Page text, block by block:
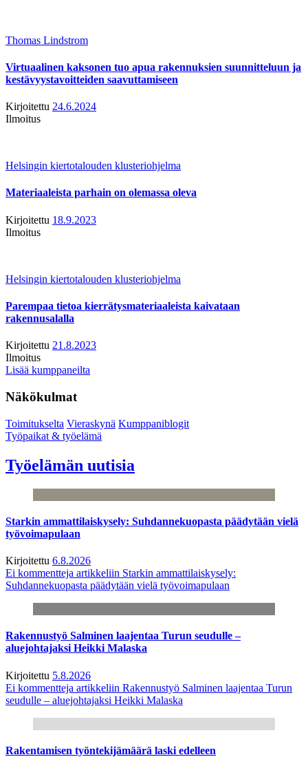
Thomas Lindstrom
Virtuaalinen kaksonen tuo apua rakennuksien suunnitteluun ja
kestävyystavoitteiden saavuttamiseen
Kirjoitettu 24.6.2024
Ilmoitus
Helsingin kiertotalouden klusteriohjelma
Materiaaleista parhain on olemassa oleva
Kirjoitettu 18.9.2023
Ilmoitus
Helsingin kiertotalouden klusteriohjelma
Parempaa tietoa kierrätysmateriaaleista kaivataan
rakennusalalla
Kirjoitettu 21.8.2023
Ilmoitus
Lisää kumppaneilta
Näkökulmat
Toimitukselta Vieraskynä Kumppaniblogit
Työpaikat & työelämä
Työelämän uutisia
Starkin ammattilaiskysely: Suhdannekuopasta päädytään vielä
työvoimapulaan
Kirjoitettu 6.8.2026
Ei kommentteja artikkeliin Starkin ammattilaiskysely:
Suhdannekuopasta päädytään vielä työvoimapulaan
Rakennustyö Salminen laajentaa Turun seudulle –
aluejohtajaksi Heikki Malaska
Kirjoitettu 5.8.2026
Ei kommentteja artikkeliin Rakennustyö Salminen laajentaa Turun
seudulle – aluejohtajaksi Heikki Malaska
Rakentamisen työntekijämäärä laski edelleen